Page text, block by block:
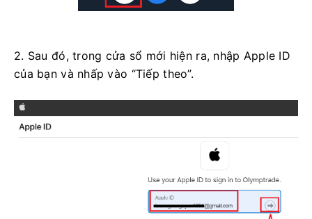
2. Sau đó, trong cửa sổ mới hiện ra, nhập Apple ID
của bạn và nhấp vào “Tiếp theo”.